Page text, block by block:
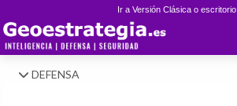
Ir a Versión Clásica o escritorio
DEFENSA